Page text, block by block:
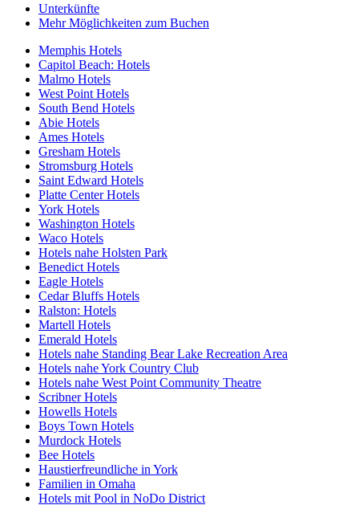
Unterkünfte
Mehr Möglichkeiten zum Buchen
Memphis Hotels
Capitol Beach: Hotels
Malmo Hotels
West Point Hotels
South Bend Hotels
Abie Hotels
Ames Hotels
Gresham Hotels
Stromsburg Hotels
Saint Edward Hotels
Platte Center Hotels
York Hotels
Washington Hotels
Waco Hotels
Hotels nahe Holsten Park
Benedict Hotels
Eagle Hotels
Cedar Bluffs Hotels
Ralston: Hotels
Martell Hotels
Emerald Hotels
Hotels nahe Standing Bear Lake Recreation Area
Hotels nahe York Country Club
Hotels nahe West Point Community Theatre
Scribner Hotels
Howells Hotels
Boys Town Hotels
Murdock Hotels
Bee Hotels
Haustierfreundliche in York
Familien in Omaha
Hotels mit Pool in NoDo District